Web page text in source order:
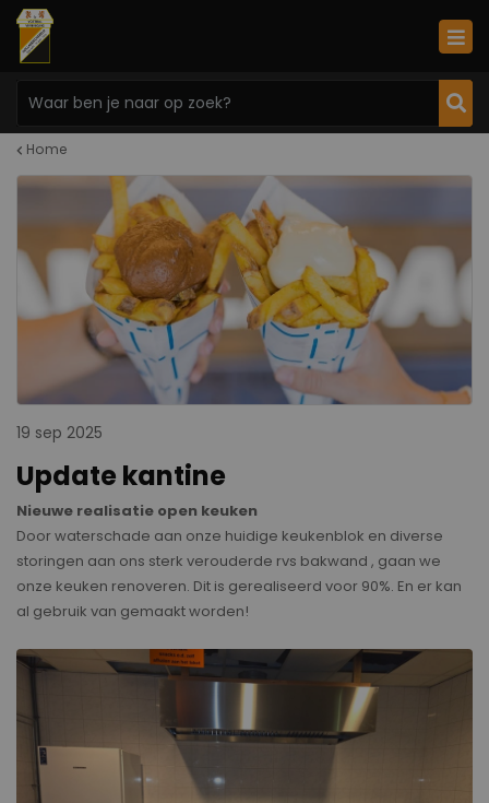
Home
19 sep 2025
Update kantine
Nieuwe realisatie open keuken
Door waterschade aan onze huidige keukenblok en diverse
storingen aan ons sterk verouderde rvs bakwand , gaan we
onze keuken renoveren. Dit is gerealiseerd voor 90%. En er kan
al gebruik van gemaakt worden!